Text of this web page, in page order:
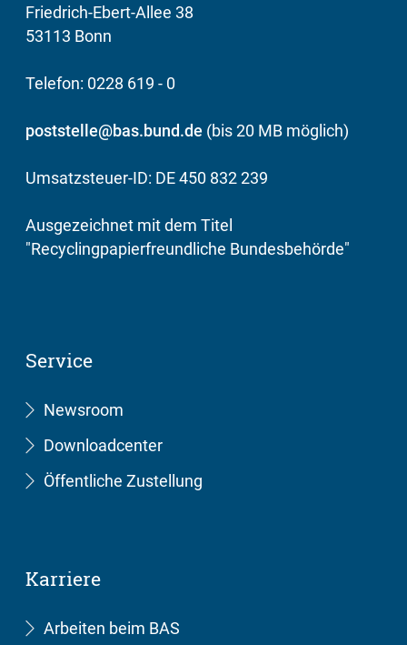
Friedrich-Ebert-Allee 38
53113 Bonn
Telefon: 0228 619 - 0
poststelle@bas.bund.de (bis 20 MB möglich)
Umsatzsteuer-ID: DE 450 832 239
Ausgezeichnet mit dem Titel
"Recyclingpapierfreundliche Bundesbehörde"
Service
Newsroom
Downloadcenter
Öffentliche Zustellung
Karriere
Arbeiten beim BAS